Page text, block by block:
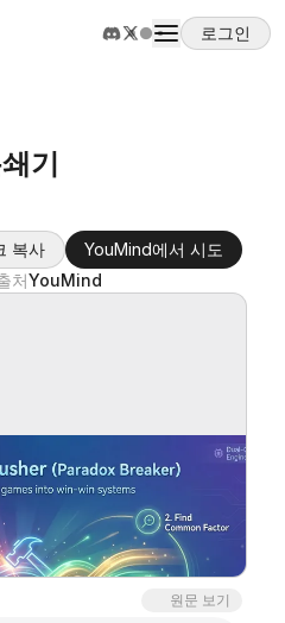
로그인
기
복사
YouMind에서 시도
처YouMind
원문 보기